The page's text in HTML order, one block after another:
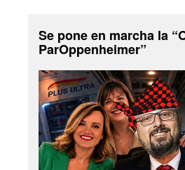
Se pone en marcha la
ParOppenheimer”